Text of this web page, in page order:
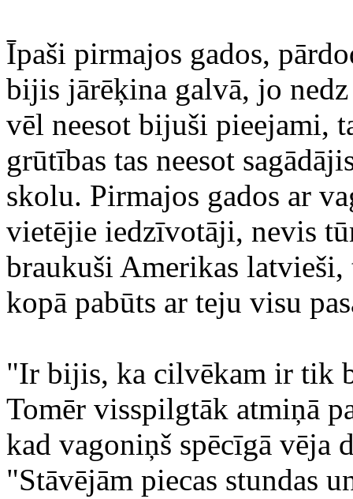
Īpaši pirmajos gados,
bijis jārēķina galvā, jo
vēl neesot bijuši pieejami,
grūtības tas neesot
skolu. Pirmajos gados ar
vietējie iedzīvotāji, nevis
braukuši Amerikas latvieši,
kopā pabūts ar teju visu
"Ir bijis, ka cilvēkam ir tik
Tomēr visspilgtāk atmiņā
kad vagoniņš spēcīgā vēja
"Stāvējām piecas stundas